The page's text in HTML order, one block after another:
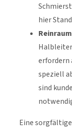
hier
erfordern
speziell
sind
Eine